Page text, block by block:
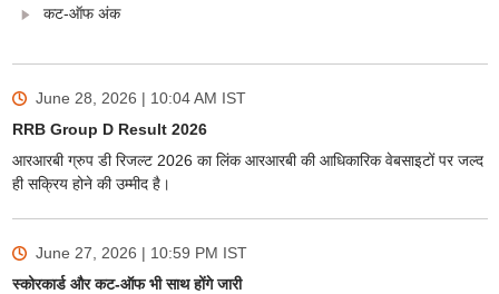
कट-ऑफ अंक
June 28, 2026 | 10:04 AM IST
RRB Group D Result 2026
आरआरबी ग्रुप डी रिजल्ट 2026 का लिंक आरआरबी की आधिकारिक वेबसाइटों पर जल्द
ही सक्रिय होने की उम्मीद है।
June 27, 2026 | 10:59 PM IST
स्कोरकार्ड और कट-ऑफ भी साथ होंगे जारी